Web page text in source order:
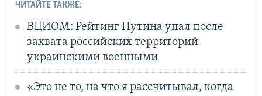
ЧИТАЙТЕ ТАКЖЕ:
ВЦИОМ: Рейтинг Путина упал после
захвата российских территорий
украинскими военными
«Это не то, на что я рассчитывал, когда